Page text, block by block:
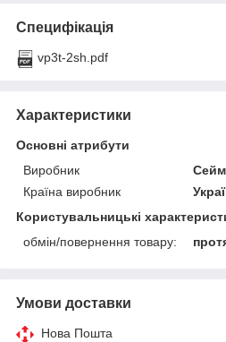
Специфікація
vp3t-2sh.pdf
Характеристики
Основні атрибути
Виробник
Сейм
Країна виробник
Користувальницькі
обмін/повернення товару:
Умови доставки
Нова Пошта